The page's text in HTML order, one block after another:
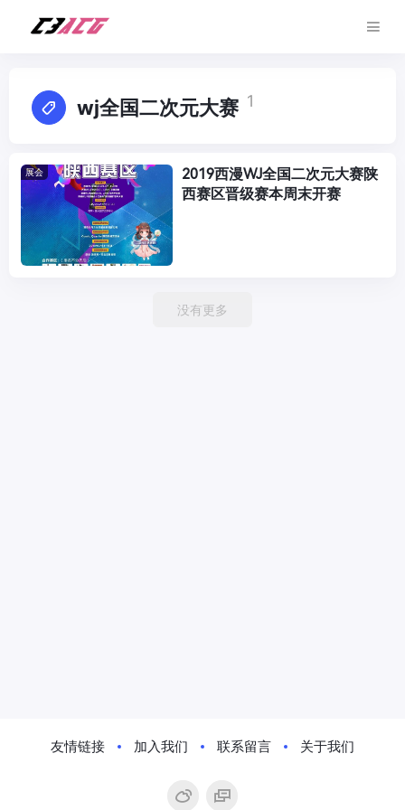
wj全国二次元大赛 1
展会
2019西漫WJ全国二次元大赛陕
西赛区晋级赛本周末开赛
没有更多
友情链接 加入我们 联系留言 关于我们